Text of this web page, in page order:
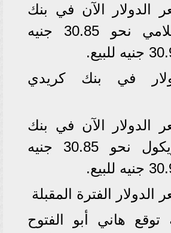
الآن في بنك
فيصل الإسلامي نحو 30.85 جنيه
في بنك كريدي
الآن في بنك
كريدي أجريكول نحو 30.85 جنيه
الفترة المقبلة
توقع هاني أبو الفتوح